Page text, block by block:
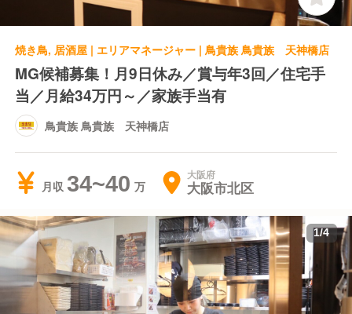
焼き鳥, 居酒屋 | エリアマネージャー | 鳥貴族 鳥貴族 天神橋店
MG候補募集！月9日休み／賞与年3回／住宅手
当／月給34万円～／家族手当有
鳥貴族 鳥貴族 天神橋店
月収 34~40 大阪府
大阪市北区
1/4